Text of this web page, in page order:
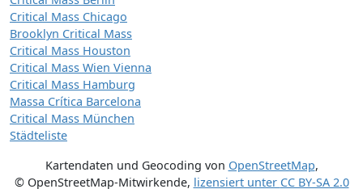
Critical Mass Chicago
Brooklyn Critical Mass
Critical Mass Houston
Critical Mass Wien Vienna
Critical Mass Hamburg
Massa Crítica Barcelona
Critical Mass München
Städteliste
Kartendaten und Geocoding von OpenStreetMap,
© OpenStreetMap-Mitwirkende, lizensiert unter CC BY-SA 2.0